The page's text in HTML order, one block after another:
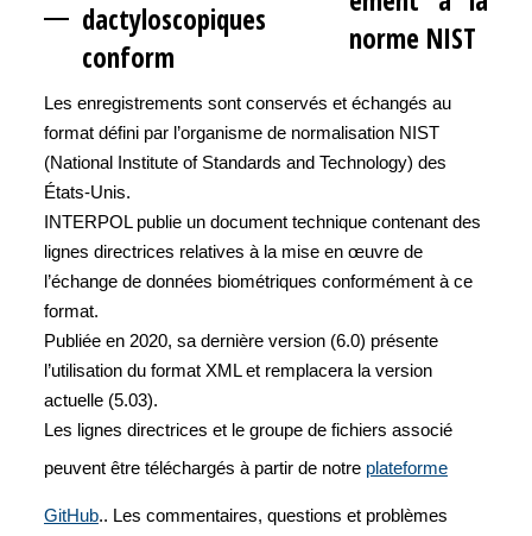
dactyloscopiques
conform
norme NIST
Les enregistrements sont conservés et échangés au
format défini par l’organisme de normalisation NIST
(National Institute of Standards and Technology) des
États-Unis.
INTERPOL publie un document technique contenant des
lignes directrices relatives à la mise en œuvre de
l’échange de données biométriques conformément à ce
format.
Publiée en 2020, sa dernière version (6.0) présente
l’utilisation du format XML et remplacera la version
actuelle (5.03).
Les lignes directrices et le groupe de fichiers associé
peuvent être téléchargés à partir de notre plateforme
GitHub.. Les commentaires, questions et problèmes